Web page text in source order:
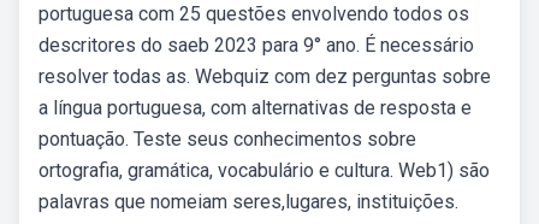
portuguesa com 25 questões envolvendo todos os
descritores do saeb 2023 para 9° ano. É necessário
resolver todas as. Webquiz com dez perguntas sobre
a língua portuguesa, com alternativas de resposta e
pontuação. Teste seus conhecimentos sobre
ortografia, gramática, vocabulário e cultura. Web1) são
palavras que nomeiam seres,lugares, instituições.